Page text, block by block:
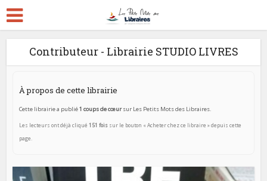
Contributeur - Librairie STUDIO LIVRES
À propos de cette librairie
Cette librairie a publié1 coups de cœursur Les Petits Mots des Libraires.
Les lecteurs ont déjà cliqué151 fois sur le bouton « Acheter chez ce libraire » depuis cette
page.